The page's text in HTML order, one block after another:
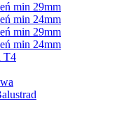
min 29mm
min 24mm
min 29mm
min 24mm
T4